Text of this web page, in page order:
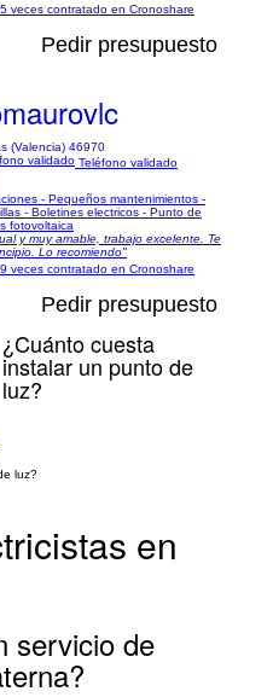
veces contratado en Cronoshare
Pedir presupuesto
(Valencia) 46970
Teléfono validado
- Pequeños mantenimientos -
- Boletines electricos - Punto de
fotovoltaica
y muy amable, trabajo excelente. Te
Lo recomiendo"
veces contratado en Cronoshare
Pedir presupuesto
¿Cuánto cuesta
instalar un punto de
luz?
en
servicio de